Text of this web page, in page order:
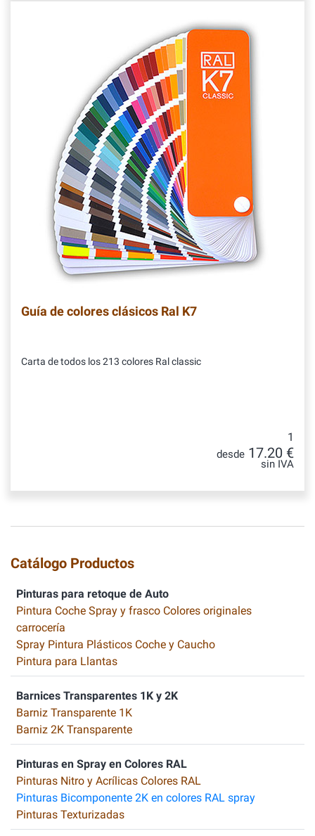
Guía de colores clásicos Ral K7
Carta de todos los 213 colores Ral classic
1
desde 17.20 €
sin IVA
Catálogo Productos
Pinturas para retoque de Auto
Pintura Coche Spray y frasco Colores originales
carrocería
Spray Pintura Plásticos Coche y Caucho
Pintura para Llantas
Barnices Transparentes 1K y 2K
Barniz Transparente 1K
Barniz 2K Transparente
Pinturas en Spray en Colores RAL
Pinturas Nitro y Acrílicas Colores RAL
Pinturas Bicomponente 2K en colores RAL spray
Pinturas Texturizadas